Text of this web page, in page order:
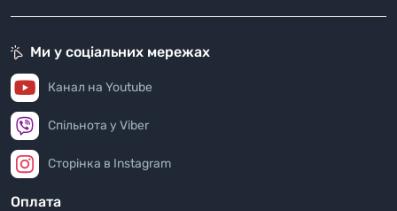
Ми у соціальних мережах
Канал на Youtube
Спільнота у Viber
Сторінка в Instagram
Оплата